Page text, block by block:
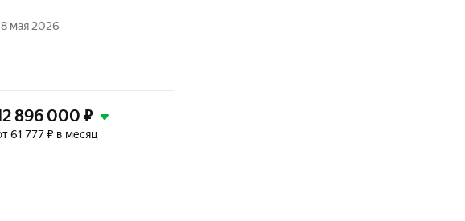
мая 2026
896 000 ₽
61 777 ₽ в месяц